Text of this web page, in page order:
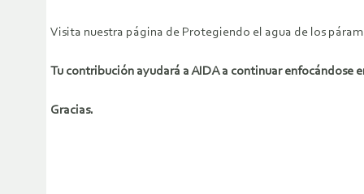
Visita nuestra página de Protegiendo el agua de los
Tu contribución ayudará a AIDA a continuar enfocándose
Gracias.